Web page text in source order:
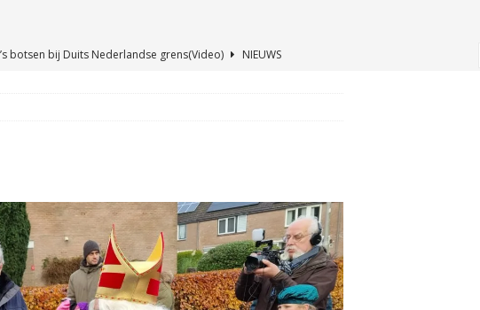
botsen bij Duits Nederlandse grens(Video)
NIEUWS
aangevaren op Schildmeer Steendam(Video) NIEUWS